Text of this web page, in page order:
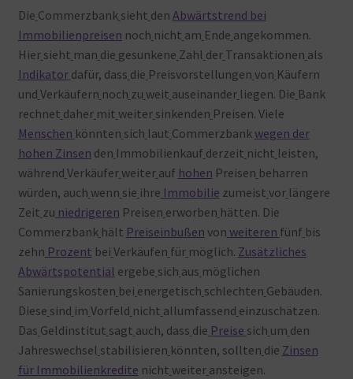
Die Commerzbank sieht den Abwärtstrend bei
Immobilienpreisen noch nicht am Ende angekommen.
Hier sieht man die gesunkene Zahl der Transaktionen als
Indikator dafür, dass die Preisvorstellungen von Käufern
und Verkäufern noch zu weit auseinander liegen. Die Bank
rechnet daher mit weiter sinkenden Preisen. Viele
Menschen könnten sich laut Commerzbankwegen der
hohen Zinsen den Immobilienkauf derzeit nicht leisten,
während Verkäufer weiter auf hohen Preisen beharren
würden, auch wenn sie ihre Immobilie zumeist vor längere
Zeit zu niedrigeren Preisen erworben hätten. Die
Commerzbank hält Preiseinbußen von weiteren fünf bis
zehn Prozent bei Verkäufen für möglich. Zusätzliches
Abwärtspotential ergebe sich aus möglichen
Sanierungskosten bei energetisch schlechten Gebäuden.
Diese sind im Vorfeld nicht allumfassend einzuschätzen.
Das Geldinstitut sagt auch, dass die Preise sich um den
Jahreswechsel stabilisieren könnten, sollten die Zinsen
für Immobilienkredite nicht weiter ansteigen.